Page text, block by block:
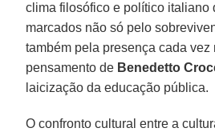
clima filosófico e político italiano
marcados não só pelo
também pela presença cada
pensamento de Benedetto
laicização da educação pública.
O confronto cultural entre a